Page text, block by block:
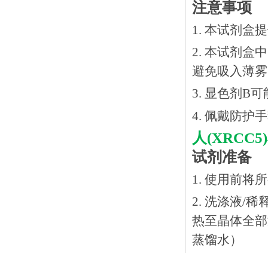
注意事项
1. 本试剂盒
2. 本试剂盒
避免吸入薄
3. 显色剂B
4. 佩戴防护
人
试剂准备
1. 使用前将
2. 洗涤液/稀
热⾄晶体全
蒸馏水）